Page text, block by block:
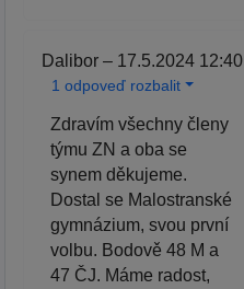
Dalibor – 17.5.2024 12:40
1 odpoveď rozbalit
Zdravím všechny členy
týmu ZN a oba se
synem děkujeme.
Dostal se Malostranské
gymnázium, svou první
volbu. Bodově 48 M a
47 ČJ. Máme radost,